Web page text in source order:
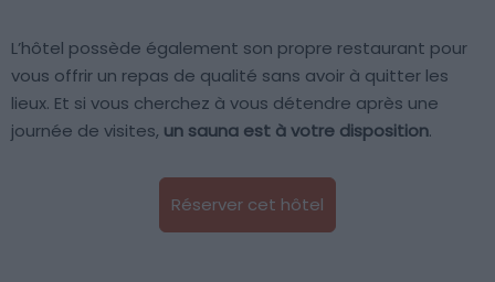
L’hôtel possède également son propre restaurant pour
vous offrir un repas de qualité sans avoir à quitter les
lieux. Et si vous cherchez à vous détendre après une
journée de visites, un sauna est à votre disposition.
Réserver cet hôtel